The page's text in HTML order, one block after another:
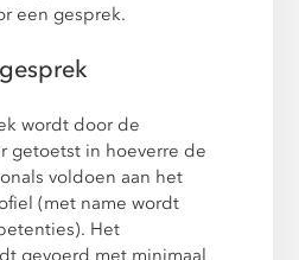
een gesprek.
wordt door de
getoetst in hoeverre de
voldoen aan het
(met name wordt
Het